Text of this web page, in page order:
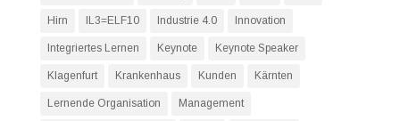
Hirn IL3=ELF10 Industrie 4.0 Innovation
Integriertes Lernen Keynote Keynote Speaker
Klagenfurt Krankenhaus Kunden Kärnten
Lernende Organisation Management